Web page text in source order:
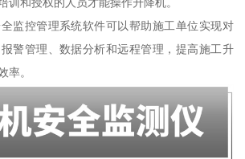
训和授权的人员才能操作升降机。
监控管理系统软件可以帮助施工单位实现对
警管理、数据分析和远程管理，提高施工升
率。